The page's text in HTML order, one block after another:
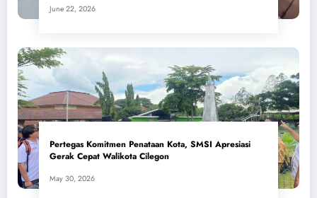
June 22, 2026
Pertegas Komitmen Penataan Kota, SMSI Apresiasi
Gerak Cepat Walikota Cilegon
May 30, 2026